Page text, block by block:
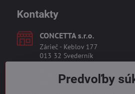
Kontakty
CONCETTA s​.r​.o​.
Zárieč - Keblov 177
013 32 Svederník
Prevádzka
Restaurant Pizzeria Vulcano
Predvoľby